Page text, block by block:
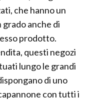
che hanno un
anche di
prodotto.
questi negozi
lungo le grandi
di uno
con tutti i